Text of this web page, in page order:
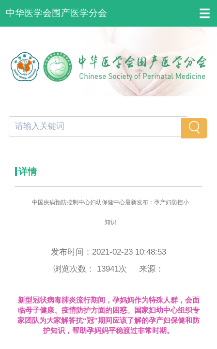
中华医学会围产医学分会
详情
中国疾病预防控制中心妇幼保健中心最新发布：孕产妇防控小
知识
发布时间： 2021-02-23 10:48:53
浏览次数： 13941次 来源：
新型冠状病毒肺炎流行期间，孕妈妈作为特殊人群，会面
临母子健康、疫情防护方面的困惑。
国家妇幼中心组织专
家团队为大家解答抗“冠”期间应该了解的孕产妇保健和防
护知识，帮助孕妈妈平稳渡过非常时期。